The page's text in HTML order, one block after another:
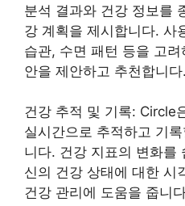
분석 결과와 건강 정보를
강 계획을 제시합니다. 사
습관, 수면 패턴 등을 고
안을 제안하고 추천합니다.
건강 추적 및 기록: Circle
실시간으로 추적하고 기
니다. 건강 지표의 변화를
신의 건강 상태에 대한 시
건강 관리에 도움을 줍니